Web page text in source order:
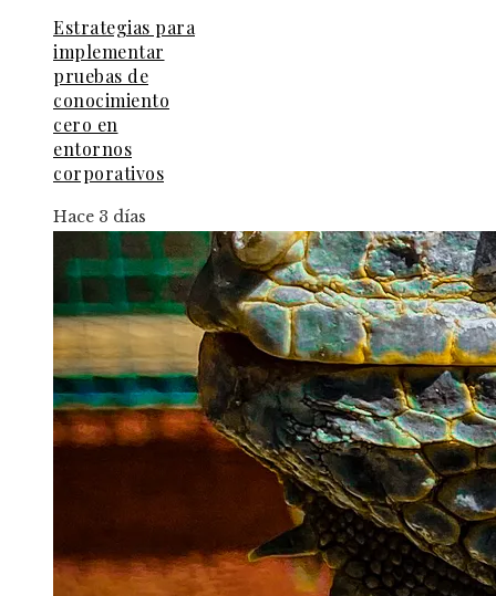
Estrategias para
implementar
pruebas de
conocimiento
cero en
entornos
corporativos
Hace 3 días